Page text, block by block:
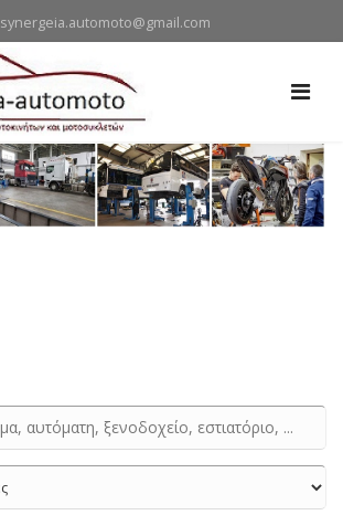
synergeia.automoto@gmail.com